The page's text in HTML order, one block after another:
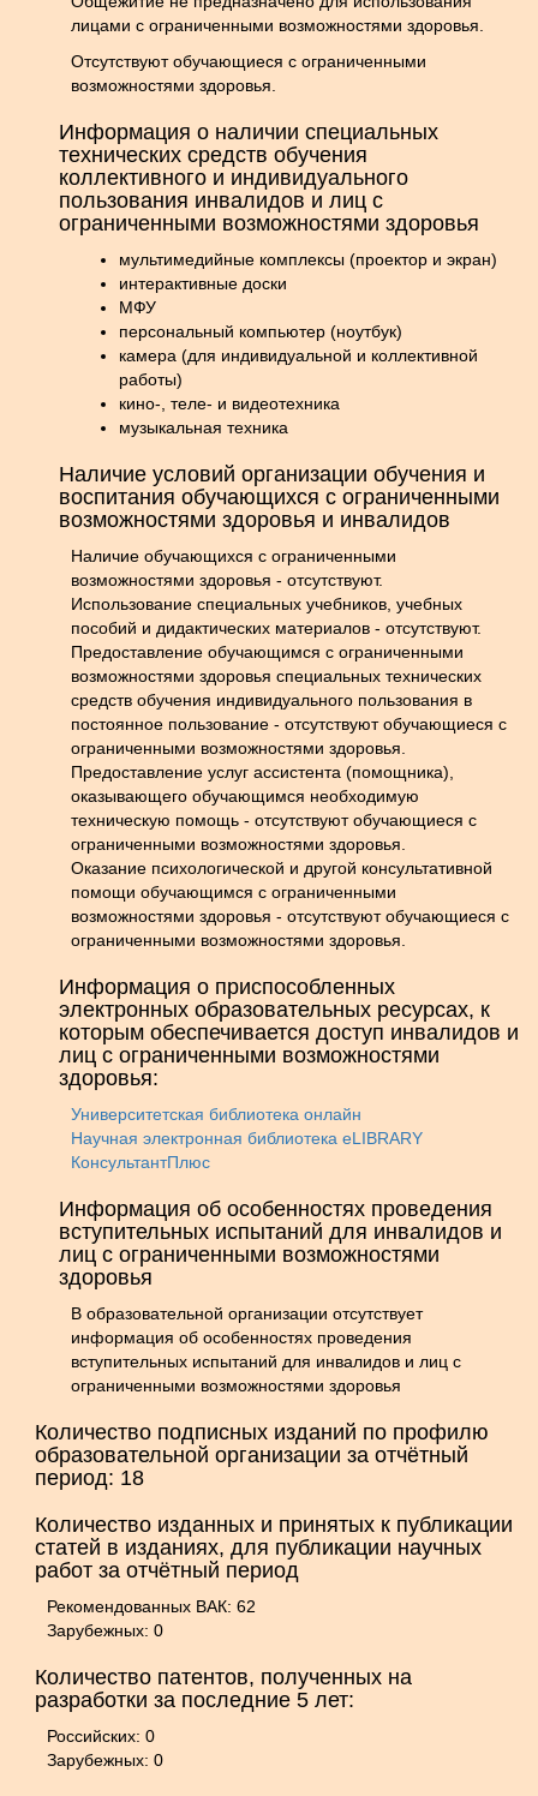
лицами с ограниченными возможностями здоровья.
Отсутствуют обучающиеся с ограниченными
возможностями здоровья.
Информация о наличии специальных
технических средств обучения
коллективного и индивидуального
пользования инвалидов и лиц с
ограниченными возможностями здоровья
мультимедийные комплексы (проектор и экран)
интерактивные доски
МФУ
персональный компьютер (ноутбук)
камера (для индивидуальной и коллективной
работы)
кино-, теле- и видеотехника
музыкальная техника
Наличие условий организации обучения и
воспитания обучающихся с ограниченными
возможностями здоровья и инвалидов
Наличие обучающихся с ограниченными
возможностями здоровья - отсутствуют.
Использование специальных учебников, учебных
пособий и дидактических материалов - отсутствуют.
Предоставление обучающимся с ограниченными
возможностями здоровья специальных технических
средств обучения индивидуального пользования в
постоянное пользование - отсутствуют обучающиеся с
ограниченными возможностями здоровья.
Предоставление услуг ассистента (помощника),
оказывающего обучающимся необходимую
техническую помощь - отсутствуют обучающиеся с
ограниченными возможностями здоровья.
Оказание психологической и другой консультативной
помощи обучающимся с ограниченными
возможностями здоровья - отсутствуют обучающиеся с
ограниченными возможностями здоровья.
Информация о приспособленных
электронных образовательных ресурсах, к
которым обеспечивается доступ инвалидов и
лиц с ограниченными возможностями
здоровья:
Университетская библиотека онлайн
Научная электронная библиотека eLIBRARY
КонсультантПлюс
Информация об особенностях проведения
вступительных испытаний для инвалидов и
лиц с ограниченными возможностями
здоровья
В образовательной организации отсутствует
информация об особенностях проведения
вступительных испытаний для инвалидов и лиц с
ограниченными возможностями здоровья
Количество подписных изданий по профилю
образовательной организации за отчётный
период: 18
Количество изданных и принятых к публикации
статей в изданиях, для публикации научных
работ за отчётный период
Рекомендованных ВАК: 62
Зарубежных: 0
Количество патентов, полученных на
разработки за последние 5 лет:
Российских: 0
Зарубежных: 0